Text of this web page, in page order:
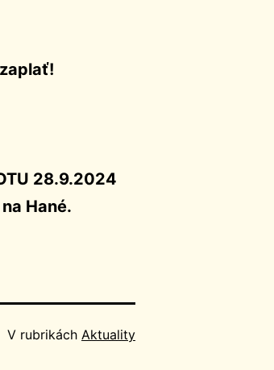
28.9.2024
Hané.
V rubrikách Aktuality